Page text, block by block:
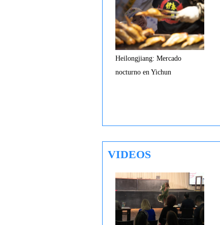
Heilongjiang: Mercado
nocturno en Yichun
VIDEOS